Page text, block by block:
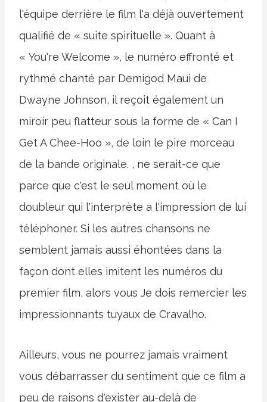
l'équipe derrière le film l'a déjà ouvertement
qualifié de « suite spirituelle ». Quant à
« You're Welcome », le numéro effronté et
rythmé chanté par Demigod Maui de
Dwayne Johnson, il reçoit également un
miroir peu flatteur sous la forme de « Can I
Get A Chee-Hoo », de loin le pire morceau
de la bande originale. , ne serait-ce que
parce que c'est le seul moment où le
doubleur qui l'interprète a l'impression de lui
téléphoner. Si les autres chansons ne
semblent jamais aussi éhontées dans la
façon dont elles imitent les numéros du
premier film, alors vous Je dois remercier les
impressionnants tuyaux de Cravalho.
Ailleurs, vous ne pourrez jamais vraiment
vous débarrasser du sentiment que ce film a
peu de raisons d'exister au-delà de